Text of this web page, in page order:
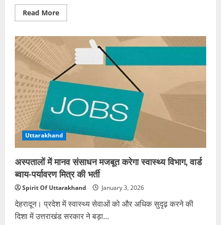
Read MoreRead
more
आवारा
कुत्तों
और
गोवंश
से
हादसों
लगेगा
ब्रेक,
लागू
हुई
एसओपी
Uttarakhand
अस्पतालों में मानव संसाधन मजबूत करेगा स्वास्थ्य विभाग, वार्ड
ब्वाय-पर्यावरण मित्र की भर्ती
Spirit Of Uttarakhand January 3, 2026
देहरादून। प्रदेश में स्वास्थ्य सेवाओं को और अधिक सुदृढ़ करने की
दिशा में उत्तराखंड सरकार ने बड़ा...